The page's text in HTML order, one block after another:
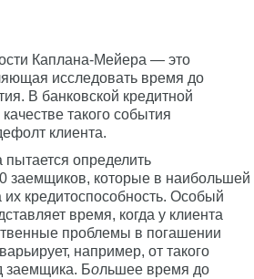
Каплана-Мейера — это
исследовать время до
В банковской кредитной
такого события
клиента.
пытается определить
заемщиков, которые в наибольшей
кредитоспособность. Особый
время, когда у клиента
проблемы в погашении
например, от такого
заемщика. Большее время до